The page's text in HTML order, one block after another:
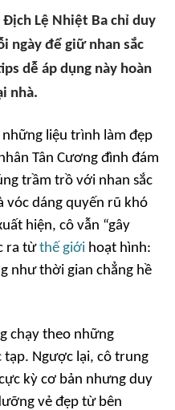
Lệ Nhiệt Ba chỉ duy
ngày để giữ nhan sắc
dễ áp dụng này hoàn
nhà.
những liệu trình làm đẹp
Tân Cương đình đám
trầm trồ với nhan sắc
vóc dáng quyến rũ khó
hiện, cô vẫn “gây
ra từthế giới hoạt hình:
như thời gian chẳng hề
chạy theo những
Ngược lại, cô trung
kỳ cơ bản nhưng duy
vẻ đẹp từ bên